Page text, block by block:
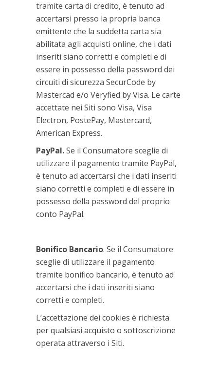
tramite carta di credito, è tenuto ad
accertarsi presso la propria banca
emittente che la suddetta carta sia
abilitata agli acquisti online, che i dati
inseriti siano corretti e completi e di
essere in possesso della password dei
circuiti di sicurezza SecurCode by
Mastercad e/o Veryfied by Visa. Le carte
accettate nei Siti sono Visa, Visa
Electron, PostePay, Mastercard,
American Express.
PayPal.Se il Consumatore sceglie di
utilizzare il pagamento tramite PayPal,
è tenuto ad accertarsi che i dati inseriti
siano corretti e completi e di essere in
possesso della password del proprio
conto PayPal.
Bonifico Bancario. Se il Consumatore
sceglie di utilizzare il pagamento
tramite bonifico bancario, è tenuto ad
accertarsi che i dati inseriti siano
corretti e completi.
L’accettazione dei cookies è richiesta
per qualsiasi acquisto o sottoscrizione
operata attraverso i Siti.